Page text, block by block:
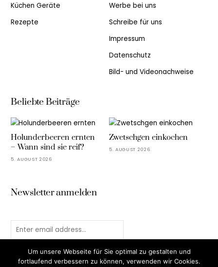
Küchen Geräte
Rezepte
Werbe bei uns
Schreibe für uns
Impressum
Datenschutz
Bild- und Videonachweise
Beliebte Beiträge
Holunderbeeren ernten
– Wann sind sie reif?
5. AUGUST 2026
Zwetschgen einkochen
5. AUGUST 2026
Newsletter anmelden
Um unsere Webseite für Sie optimal zu gestalten und
fortlaufend verbessern zu können, verwenden wir Cookies.